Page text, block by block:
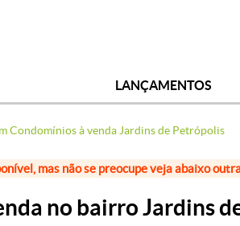
LANÇAMENTOS
Condomínios à venda Jardins de Petrópolis
mas não se preocupe veja abaixo
no bairro Jardins